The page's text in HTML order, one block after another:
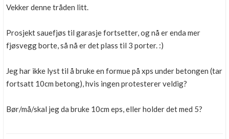
Vekker denne tråden litt.
Prosjekt sauefjøs til garasje fortsetter, og nå er enda mer
fjøsvegg borte, så nå er det plass til 3 porter. :)
Jeg har ikke lyst til å bruke en formue på xps under betongen (tar
fortsatt 10cm betong), hvis ingen protesterer veldig?
Bør/må/skal jeg da bruke 10cm eps, eller holder det med 5?